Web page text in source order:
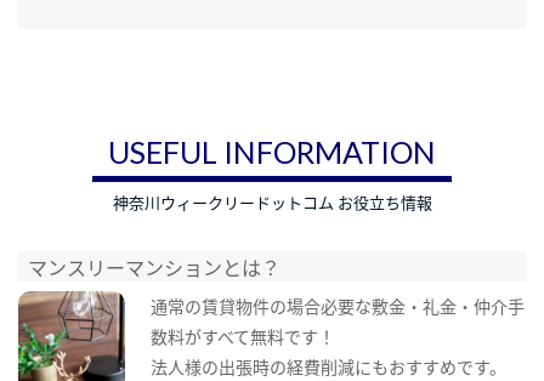
USEFUL INFORMATION
神奈川ウィークリードットコム お役立ち情報
マンスリーマンションとは？
通常の賃貸物件の場合必要な敷金・礼金・仲介手
数料がすべて無料です！
法人様の出張時の経費削減にもおすすめです。